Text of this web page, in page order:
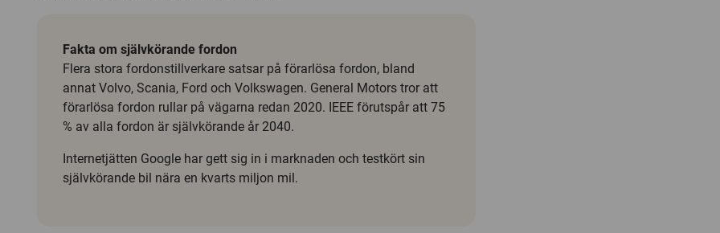
Fakta om självkörande fordon
Flera stora fordonstillverkare satsar på förarlösa fordon, bland
annat Volvo, Scania, Ford och Volkswagen. General Motors tror att
förarlösa fordon rullar på vägarna redan 2020. IEEE förutspår att 75
% av alla fordon är självkörande år 2040.
Internetjätten Google har gett sig in i marknaden och testkört sin
självkörande bil nära en kvarts miljon mil.